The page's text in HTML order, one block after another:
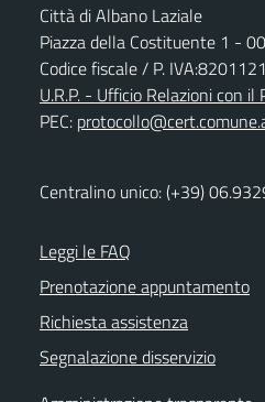
Città di Albano Laziale
Piazza della Costituente 1 -
Codice fiscale / P.
U.R.P. - Ufficio Relazioni con il
PEC:
Centralino unico: (+39)
Leggi le FAQ
Prenotazione appuntamento
Richiesta assistenza
Segnalazione disservizio